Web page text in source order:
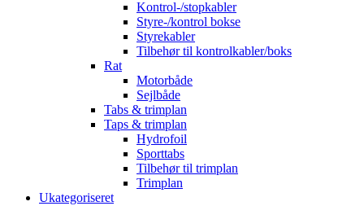
Kontrol-/stopkabler
Styre-/kontrol bokse
Styrekabler
Tilbehør til kontrolkabler/boks
Rat
Motorbåde
Sejlbåde
Tabs & trimplan
Taps & trimplan
Hydrofoil
Sporttabs
Tilbehør til trimplan
Trimplan
Ukategoriseret